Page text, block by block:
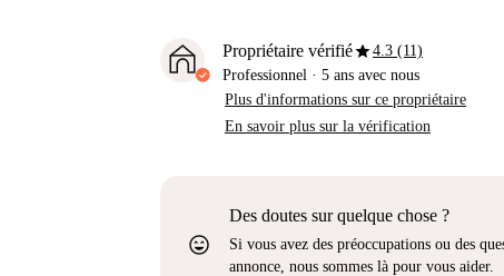
Propriétaire vérifiéstar4.3 (11)
Professionnel · 5 ans avec nous
Plus d'informations sur ce propriétaire
En savoir plus sur la vérification
sentiment_very_satisfied
Des doutes sur quelque chose ?
Si vous avez des préoccupations ou des
annonce, nous sommes là pour vous aider.